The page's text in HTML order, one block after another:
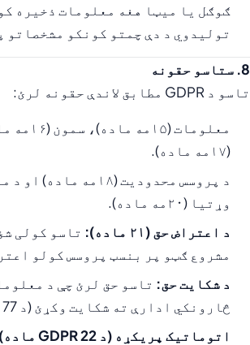
ګوګل یا میټا هغه معلومات ذخیره
تولیدوي د دې چمتو کونکو مشخصاتو
8. ستاسو حقونه
تاسو د GDPR مطابق لاندې حقونه لرئ:
معلومات
(۱۷مه ماده).
د پروسس محدودیت (۱۸مه
وړتیا (۲۰مه ماده).
د اعتراض حق (۲۱ ماده):
تاسو کولی
مشروع ګټو پر بنسټ پروسس کولو
د شکایت حق: تاسو حق لرئ چې د
څارونکي ادارې ته شکایت وکړئ (د GDPR 77 ماده).
اتوماتیک پریکړه (د GDPR 22 ماده):